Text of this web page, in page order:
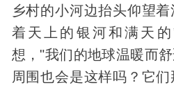
乡村的小河边抬头仰望
着天上的银河和满天
想，"我们的地球温暖而
周围也会是这样吗？它